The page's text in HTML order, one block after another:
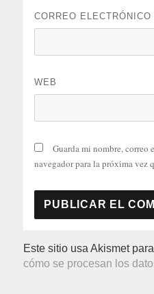
CORREO
WEB
Guarda mi nombre, correo
navegador para la próxima vez
Este sitio usa Akismet
cómo se procesan los